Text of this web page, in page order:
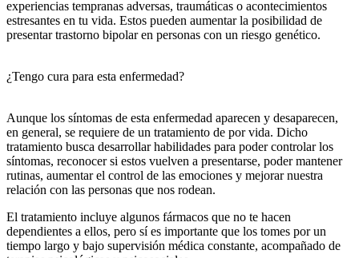
experiencias tempranas adversas, traumáticas o acontecimientos
estresantes en tu vida. Estos pueden aumentar la posibilidad de
presentar trastorno bipolar en personas con un riesgo genético.
¿Tengo cura para esta enfermedad?
Aunque los síntomas de esta enfermedad aparecen y desaparecen,
en general, se requiere de un tratamiento de por vida. Dicho
tratamiento busca desarrollar habilidades para poder controlar los
síntomas, reconocer si estos vuelven a presentarse, poder mantener
rutinas, aumentar el control de las emociones y mejorar nuestra
relación con las personas que nos rodean.
El tratamiento incluye algunos fármacos que no te hacen
dependientes a ellos, pero sí es importante que los tomes por un
tiempo largo y bajo supervisión médica constante, acompañado de